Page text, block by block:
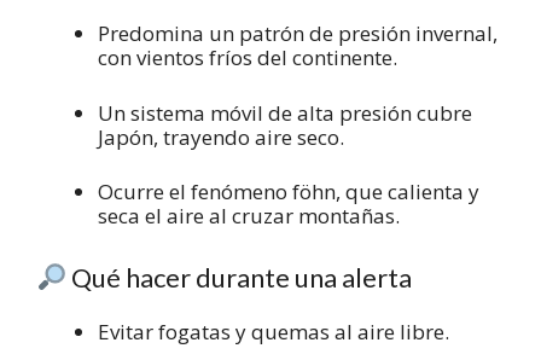
Predomina un patrón de presión invernal,
con vientos fríos del continente.
Un sistema móvil de alta presión cubre
Japón, trayendo aire seco.
Ocurre el fenómeno föhn, que calienta y
seca el aire al cruzar montañas.
Qué hacer durante una alerta
Evitar fogatas y quemas al aire libre.